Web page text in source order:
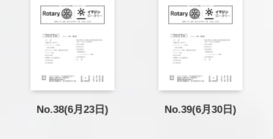
No.38(6月23日) No.39(6月30日)